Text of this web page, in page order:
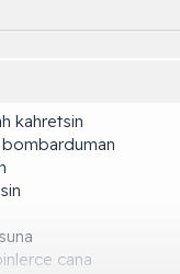
kahretsin
cana